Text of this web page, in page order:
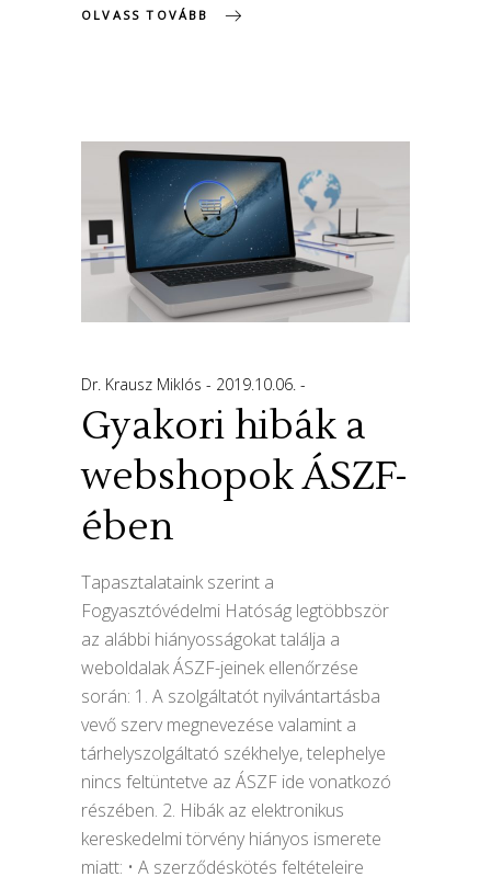
OLVASS TOVÁBB
Dr. Krausz Miklós 2019.10.06.
Gyakori hibák a
webshopok ÁSZF-
ében
Tapasztalataink szerint a
Fogyasztóvédelmi Hatóság legtöbbször
az alábbi hiányosságokat találja a
weboldalak ÁSZF-jeinek ellenőrzése
során: 1. A szolgáltatót nyilvántartásba
vevő szerv megnevezése valamint a
tárhelyszolgáltató székhelye, telephelye
nincs feltüntetve az ÁSZF ide vonatkozó
részében. 2. Hibák az elektronikus
kereskedelmi törvény hiányos ismerete
miatt: • A szerződéskötés feltételeire